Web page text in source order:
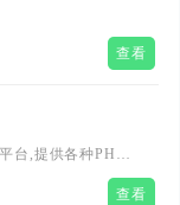
查看
台,提供各种PHP
软件工具、网络教
查看